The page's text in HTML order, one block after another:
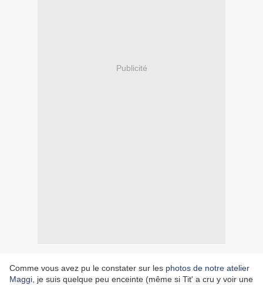
Publicité
Comme vous avez pu le constater sur les photos de notre atelier
Maggi , je suis quelque peu enceinte (même si Tit' a cru y voir une